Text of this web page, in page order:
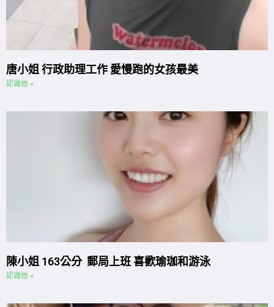
唐小姐 行政助理工作 愛慢跑的女孩最美
認識她 »
陳小姐 163公分 郵局上班 喜歡瑜珈和游泳
認識她 »